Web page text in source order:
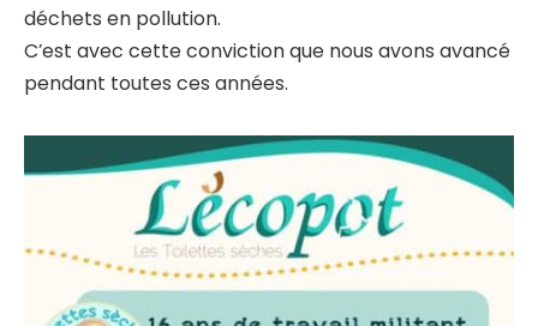
déchets en pollution.
C’est avec cette conviction que nous avons avancé
pendant toutes ces années.